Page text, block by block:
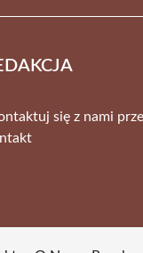
się z nami